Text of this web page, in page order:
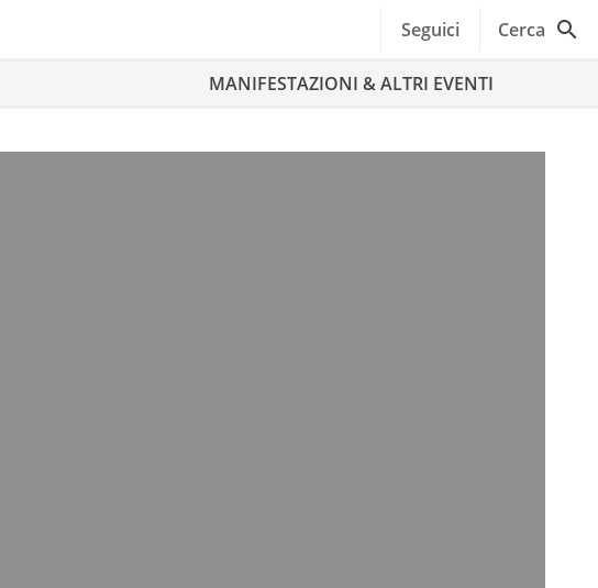
Seguici Cerca
MANIFESTAZIONI & ALTRI EVENTI